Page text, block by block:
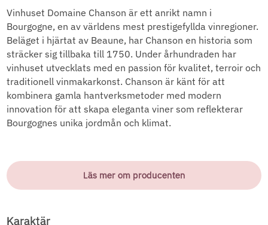
Vinhuset Domaine Chanson är ett anrikt namn i
Bourgogne, en av världens mest prestigefyllda vinregioner.
Beläget i hjärtat av Beaune, har Chanson en historia som
sträcker sig tillbaka till 1750. Under århundraden har
vinhuset utvecklats med en passion för kvalitet, terroir och
traditionell vinmakarkonst. Chanson är känt för att
kombinera gamla hantverksmetoder med modern
innovation för att skapa eleganta viner som reflekterar
Bourgognes unika jordmån och klimat.
Läs mer om producenten
Karaktär